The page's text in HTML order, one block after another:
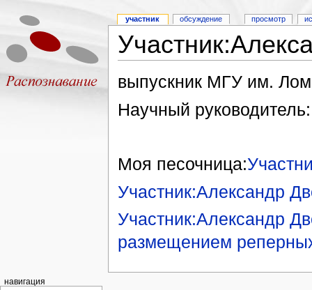
выпускник МГУ им.
Научный
Моя песочница:
Участник:Александр
Участник:Александр
размещением
участник обсуждение просмотр
навигация